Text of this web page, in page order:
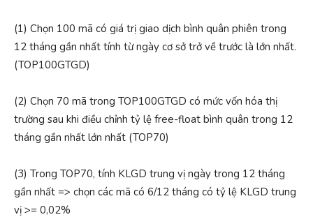
(1) Chọn 100 mã có giá trị giao dịch bình quân phiên trong
12 tháng gần nhất tính từ ngày cơ sở trở về trước là lớn nhất.
(TOP100GTGD)
(2) Chọn 70 mã trong TOP100GTGD có mức vốn hóa thị
trường sau khi điều chỉnh tỷ lệ free-float bình quân trong 12
tháng gần nhất lớn nhất (TOP70)
(3) Trong TOP70, tính KLGD trung vị ngày trong 12 tháng
gần nhất => chọn các mã có 6/12 tháng có tỷ lệ KLGD trung
vị >= 0,02%